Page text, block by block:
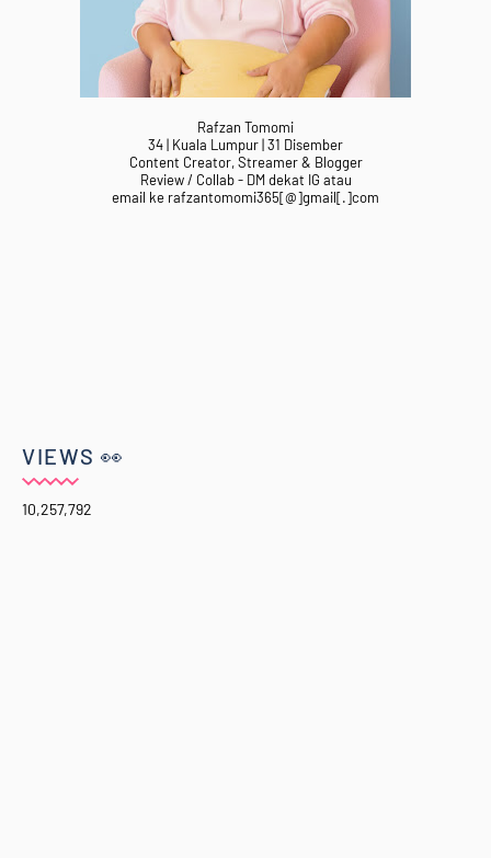
Rafzan Tomomi
34 | Kuala Lumpur | 31 Disember
Content Creator, Streamer & Blogger
Review / Collab - DM dekat IG atau
email ke rafzantomomi365[@]gmail[.]com
VIEWS 👀
10,257,792